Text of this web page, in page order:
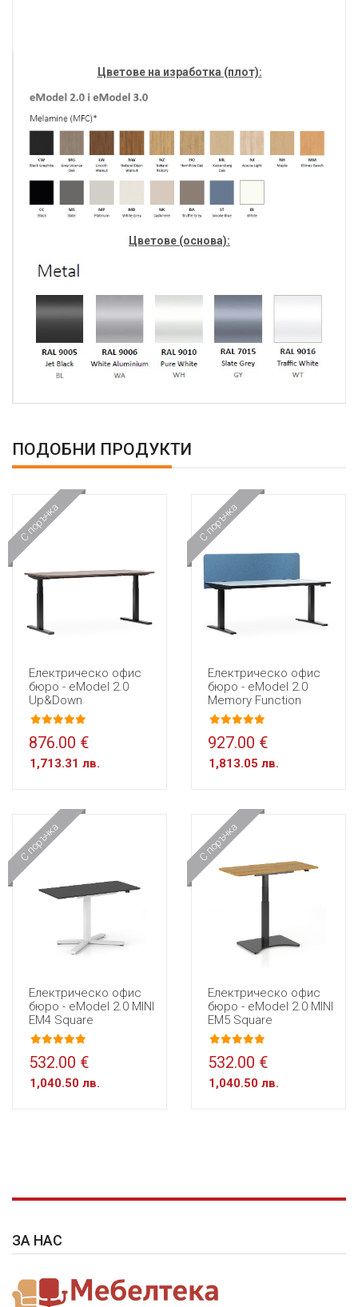
Цветове на изработка (плот):
Цветове (основа):
ПОДОБНИ ПРОДУКТИ
С поръчка
Електрическо офис
бюро - eModel 2.0
Up&Down
876.00 €
1,713.31 лв.
С поръчка
Електрическо офис
бюро - eModel 2.0
Memory Function
927.00 €
1,813.05 лв.
С поръчка
Електрическо офис
бюро - eModel 2.0 MINI
EM4 Square
532.00 €
1,040.50 лв.
С поръчка
Електрическо офис
бюро - eModel 2.0 MINI
EM5 Square
532.00 €
1,040.50 лв.
ЗА НАС